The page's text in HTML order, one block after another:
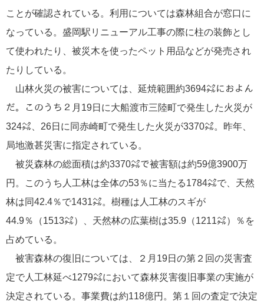
ことが確認されている。利用については森林組合が窓口に
なっている。盛岡駅リニューアル工事の際に柱の装飾とし
て使われたり、被災木を使ったペット用品などが発売され
たりしている。
山林火災の被害については、延焼範囲約3694㌶におよん
だ。このうち２月19日に大船渡市三陸町で発生した火災が
324㌶、26日に同赤崎町で発生した火災が3370㌶。昨年、
局地激甚災害に指定されている。
被災森林の総面積は約3370㌶で被害額は約59億3900万
円。このうち人工林は全体の53％に当たる1784㌶で、天然
林は同42.4％で1431㌶。樹種は人工林のスギが
44.9％（1513㌶）、天然林の広葉樹は35.9（1211㌶）％を
占めている。
被害森林の復旧については、２月19日の第２回の災害査
定で人工林延べ1279㌶において森林災害復旧事業の実施が
決定されている。事業費は約118億円。第１回の査定で決定